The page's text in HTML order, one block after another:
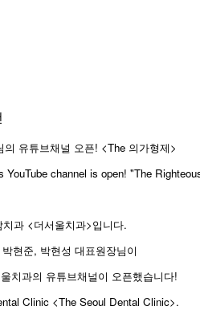
유튜브채널 오픈! <The 의가형제>
channel is open! "The
과 <더서울치과>입니다.
현준, 박현성 대표원장님이
치과의 유튜브채널이 오픈했습니다!
Clinic <The Seoul Dental Clinic>.